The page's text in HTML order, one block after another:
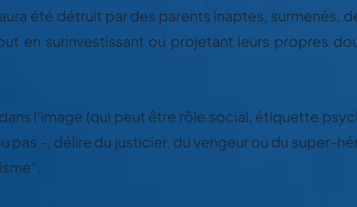
été détruit par des parents inaptes, surmenés,
en surinvestissant ou projetant leurs propres
l’image (qui peut être rôle social, étiquette
pas -, délire du justicier, du vengeur ou du super-